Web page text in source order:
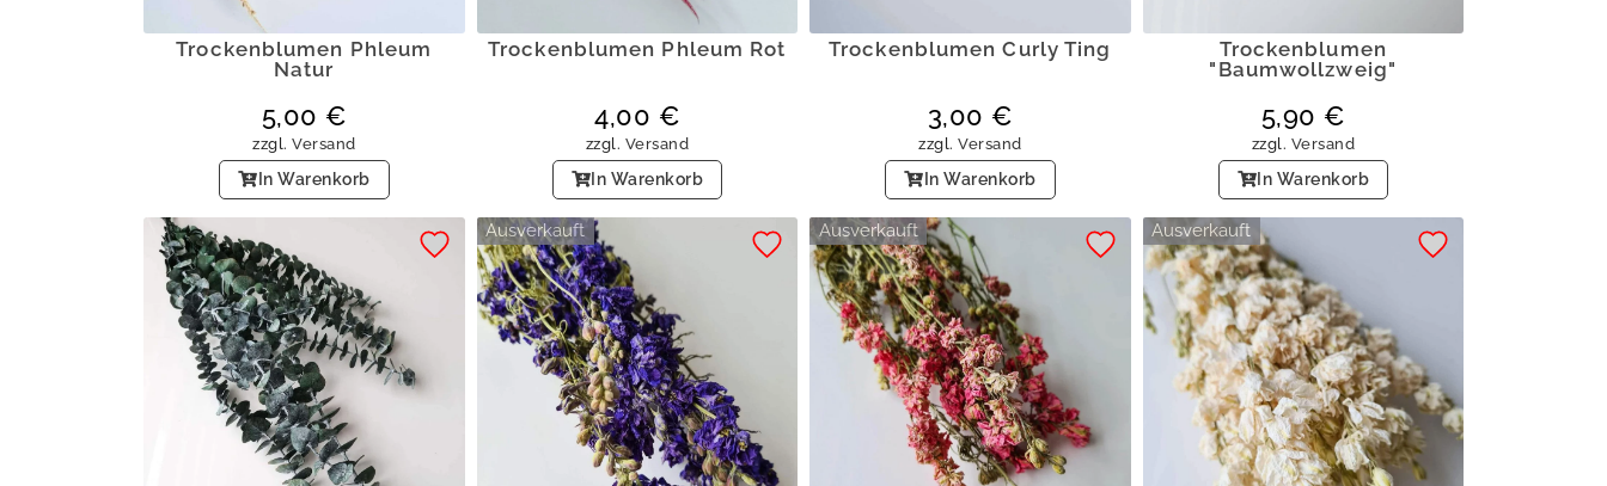
Trockenblumen Phleum
Natur
5,00 €
zzgl. Versand
In Warenkorb
Trockenblumen Phleum Rot
4,00 €
zzgl. Versand
In Warenkorb
Trockenblumen Curly Ting
3,00 €
zzgl. Versand
In Warenkorb
Trockenblumen
"Baumwollzweig"
5,90 €
zzgl. Versand
In Warenkorb
Ausverkauft Ausverkauft Ausverkauft